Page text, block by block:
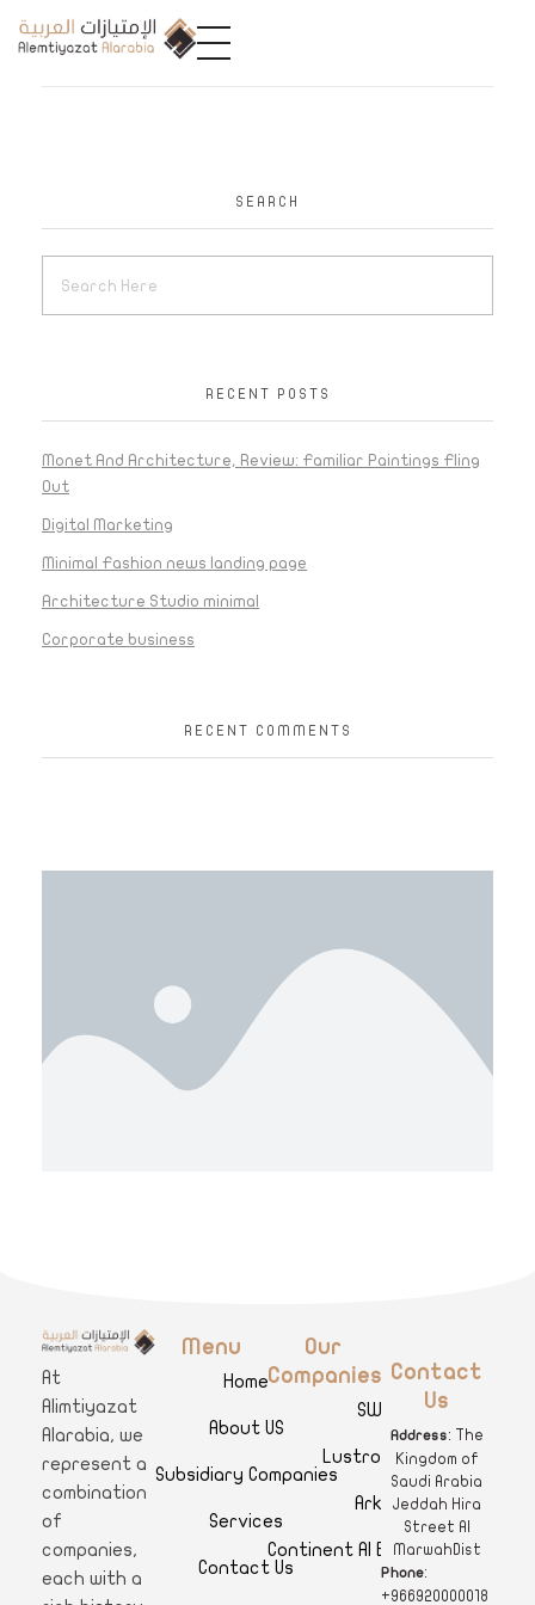
SEARCH
RECENT POSTS
Monet And Architecture, Review: Familiar Paintings Fling
Out
Digital Marketing
Minimal Fashion news landing page
Architecture Studio minimal
Corporate business
RECENT COMMENTS
A
limtiyazat Alarabia
At
Alimtiyazat
Alarabia, we
represent a
combination
of
companies,
each with a
Menu
Home
About US
Subsidiary Companies
Services
Contact Us
Our
Companies
SWAR
Lustro Clinics
Arkan
Continent Al Ertiqaa Hotel
Contact
Us
Address: The
Kingdom of
Saudi Arabia
Jeddah Hira
Street Al
MarwahDist
Phone:
+966920000018